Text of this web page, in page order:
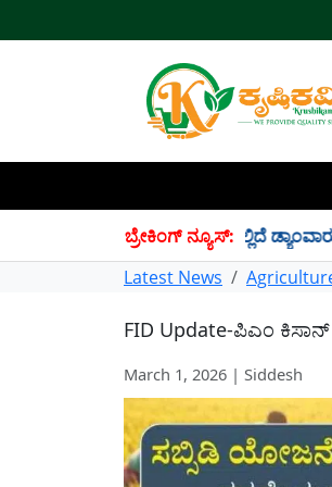
ಬ್ರೇಕಿಂಗ್ ನ್ಯೂಸ್:
TMC ನೀರು ಸಂಗ್ರಹ! ಇಲ್ಲಿದೆ ಡ್ಯಾಂವಾರು
Latest News
FID Update-ಪಿಎಂ
March 1, 2026 | Siddesh